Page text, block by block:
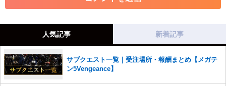
だけますでしょうか。
コメントの削除を申請する※投稿内容を確認後、順次対応さ
せていただきます。ご了承ください。
※一度削除したコメントは復元ができませんのでご注意くだ
人気記事 新着記事
サブクエスト一覧｜受注場所・報酬まとめ【メガテ
ン5Vengeance】